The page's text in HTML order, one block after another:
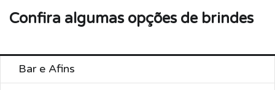
Confira algumas opções de brindes
Bar e Afins